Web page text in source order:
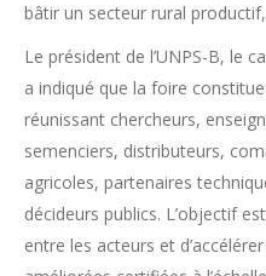
bâtir un secteur rural
Le président de l’UNPS-B, le
a indiqué que la foire
réunissant chercheurs,
semenciers, distributeurs,
agricoles, partenaires
décideurs publics. L’objectif
entre les acteurs et